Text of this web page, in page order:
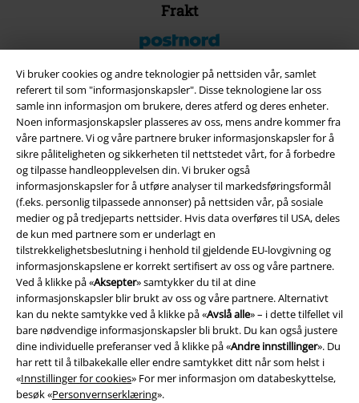
Vi bruker cookies og andre teknologier på nettsiden vår, samlet
referert til som "informasjonskapsler". Disse teknologiene lar oss
samle inn informasjon om brukere, deres atferd og deres enheter.
Noen informasjonskapsler plasseres av oss, mens andre kommer fra
våre partnere. Vi og våre partnere bruker informasjonskapsler for å
sikre påliteligheten og sikkerheten til nettstedet vårt, for å forbedre
og tilpasse handleopplevelsen din. Vi bruker også
informasjonskapsler for å utføre analyser til markedsføringsformål
(f.eks. personlig tilpassede annonser) på nettsiden vår, på sosiale
medier og på tredjeparts nettsider. Hvis data overføres til USA, deles
de kun med partnere som er underlagt en
tilstrekkelighetsbeslutning i henhold til gjeldende EU-lovgivning og
informasjonskapslene er korrekt sertifisert av oss og våre partnere.
Ved å klikke på «Aksepter» samtykker du til at dine
informasjonskapsler blir brukt av oss og våre partnere. Alternativt
kan du nekte samtykke ved å klikke på «Avslå alle» – i dette tilfellet vil
bare nødvendige informasjonskapsler bli brukt. Du kan også justere
dine individuelle preferanser ved å klikke på «Andre innstillinger». Du
har rett til å tilbakekalle eller endre samtykket ditt når som helst i
«Innstillinger for cookies» For mer informasjon om databeskyttelse,
besøk «Personvernserklæring».
Frakt
EMP App
Her kan du laste ned EMPs nye app helt gratis og ta del i alle de nye
funksjonene og fordelene!
A Warner Music Group Company